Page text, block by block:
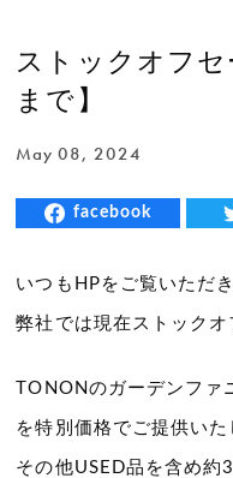
ストックオフ
まで】
May 08, 2024
facebook
いつもHPをご覧いただ
弊社では現在ストックオ
TONONのガーデンフ
を特別価格でご提供いた
その他USED品を含め約